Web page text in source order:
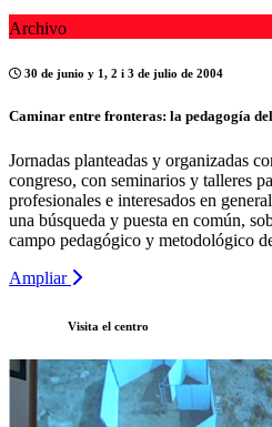
Archivo
30 de junio y 1, 2 i 3 de julio de 2004
Caminar entre fronteras: la pedagogía
Jornadas planteadas y organizadas
congreso, con seminarios y talleres
profesionales e interesados en
una búsqueda y puesta en común,
campo pedagógico y metodológico
Ampliar
Visita el centro